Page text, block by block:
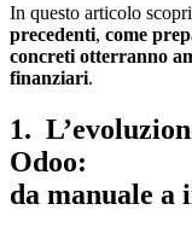
In questo articolo
precedenti, come
concreti otterranno
finanziari.
1.
Odoo:
da manuale a